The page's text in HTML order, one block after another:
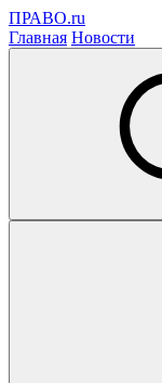
ПРАВО.ru
Главная Новости